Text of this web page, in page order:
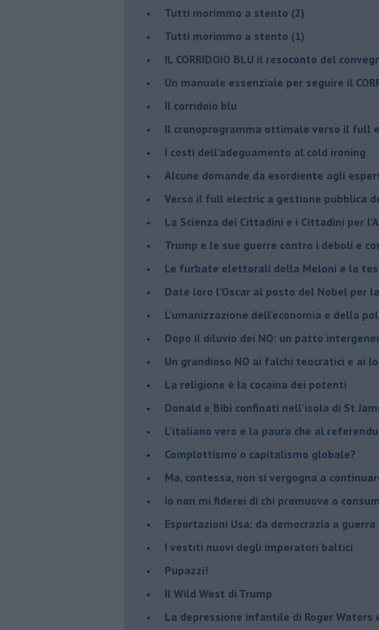
Tutti morimmo a stento (2)
​Tutti morimmo a stento (1)
IL CORRIDOIO BLU il resoconto del
Un manuale essenziale per seguire il
Il corridoio blu
​Il cronoprogramma ottimale verso il full
​I costi dell’adeguamento al cold ironing
Alcune domande da esordiente agli
Verso il full electric a gestione pubblica
​La Scienza dei Cittadini e i Cittadini per
Trump e le sue guerre contro i deboli e
​Le furbate elettorali della Meloni e la
​Date loro l’Oscar al posto del Nobel per
L'umanizzazione dell'economia e della
​Dopo il diluvio dei NO: un patto
​Un grandioso NO ai falchi teocratici e ai
La religione è la cocaina dei potenti
Donald e Bibi confinati nell’isola di St
L’italiano vero e la paura che al
​Complottismo o capitalismo globale?
​Ma, contessa, non si vergogna a
​Io non mi fiderei di chi promuove o
Esportazioni Usa: da democrazia a guerra
​I vestiti nuovi degli imperatori baltici
​Pupazzi!
​Il Wild West di Trump
​La depressione infantile di Roger Waters